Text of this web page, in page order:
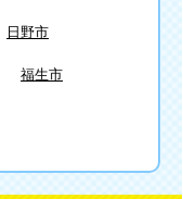
日野市
福生市